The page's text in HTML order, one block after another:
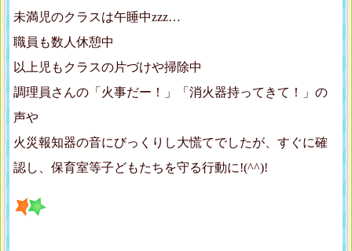
未満児のクラスは午睡中zzz…
職員も数人休憩中
以上児もクラスの片づけや掃除中
調理員さんの「火事だー！」「消火器持ってきて！」の
声や
火災報知器の音にびっくりし大慌てでしたが、すぐに確
認し、保育室等子どもたちを守る行動に!(^^)!